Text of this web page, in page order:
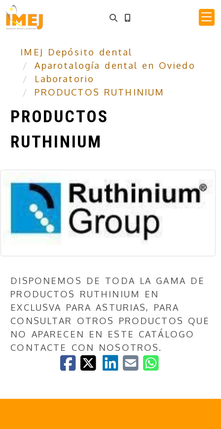
IMEJ Depósito dental
Aparotalogía dental en Oviedo
Laboratorio
PRODUCTOS RUTHINIUM
PRODUCTOS
RUTHINIUM
DISPONEMOS DE TODA LA GAMA DE
PRODUCTOS RUTHINIUM EN
EXCLUSVA PARA ASTURIAS, PARA
CONSULTAR OTROS PRODUCTOS QUE
NO APARECEN EN ESTE CATÁLOGO
CONTACTE CON NOSOTROS.